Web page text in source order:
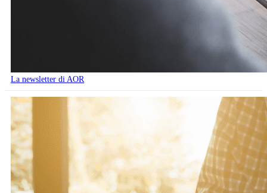
La newsletter di AOR